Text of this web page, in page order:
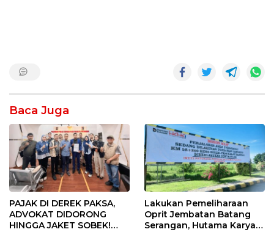
Baca Juga
PAJAK DI DEREK PAKSA,
ADVOKAT DIDORONG
HINGGA JAKET SOBEK!
Lakukan Pemeliharaan
Oprit Jembatan Batang
Serangan, Hutama Karya